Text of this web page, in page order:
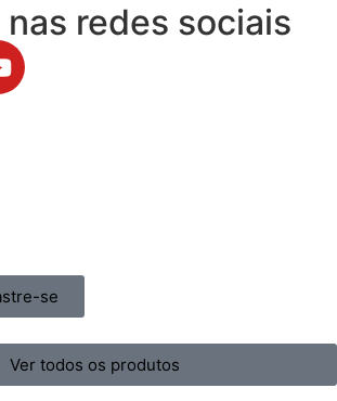
redes sociais
se
Ver todos os produtos